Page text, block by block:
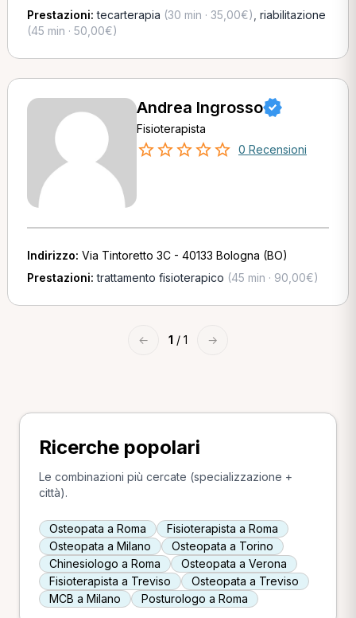
Prestazioni:tecarterapia (30 min · 35,00€) riabilitazione
(45 min · 50,00€)
Andrea Ingrosso
Fisioterapista
0 Recensioni
Indirizzo: Via Tintoretto 3C - 40133 Bologna (BO)
Prestazioni:trattamento fisioterapico (45 min · 90,00€)
← 1 / 1 →
Ricerche popolari
Le combinazioni più cercate (specializzazione +
città).
Osteopata a Roma
Fisioterapista a Roma
Osteopata a Milano
Osteopata a Torino
Chinesiologo a Roma
Osteopata a Verona
Fisioterapista a Treviso
Osteopata a Treviso
MCB a Milano
Posturologo a Roma